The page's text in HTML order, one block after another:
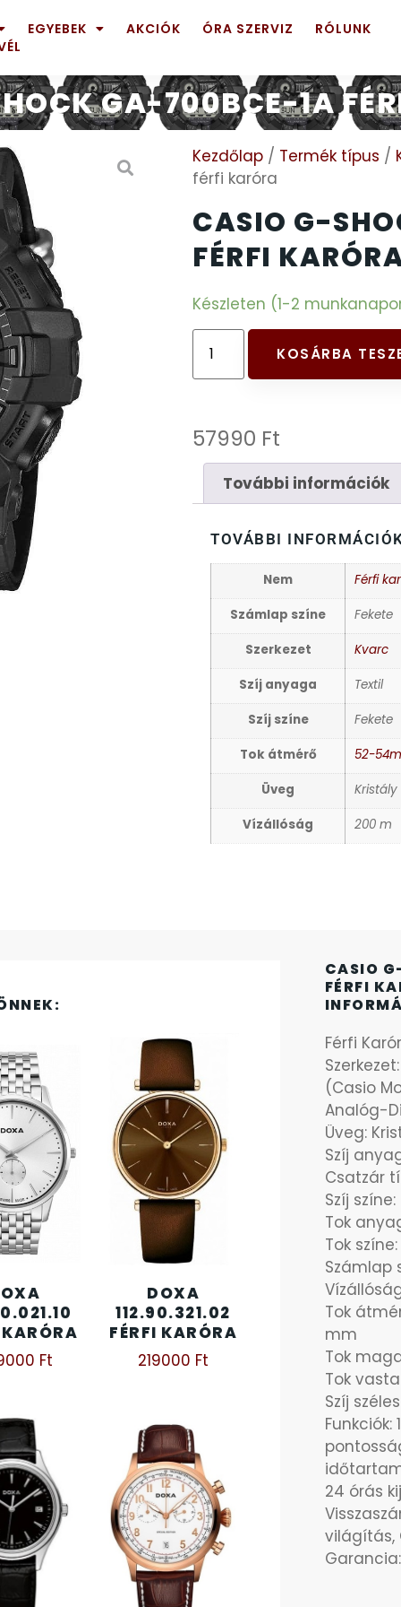
EGYEBEK AKCIÓK ÓRA SZERVIZ
RÓLUNK
GA-700BCE-1A
Kezdőlap / Termék típus /
férfi karóra
CASIO G-
FÉRFI
Készleten (1-2
KOSÁRBA
57990 Ft
További információk
TOVÁBBI
Nem Férfi
Számlap színe Fekete
Szerkezet Kvarc
Szíj anyaga Textil
Szíj színe Fekete
Tok átmérő 52-
Üveg Kristály
Vízállóság 200 m
Ft
DOXA
112.90.321.02
FÉRFI KARÓRA
219000 Ft
CASIO
FÉRFI
Férfi
(Casio
Analóg-
Üveg:
Szíj
Csatzár
Szíj
Tok
Tok
Számlap
Tok
mm
Tok
Tok
Szíj
24 órás
világítás,